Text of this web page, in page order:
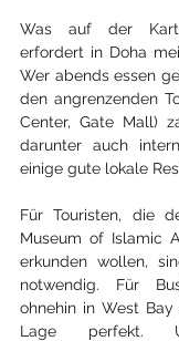
Was auf der
erfordert in Doha
Wer abends essen
den angrenzenden
Center, Gate Mall)
darunter auch
einige gute lokale
Für Touristen, die
Museum of Islamic
erkunden wollen,
notwendig. Für
ohnehin in West
Lage perfekt.